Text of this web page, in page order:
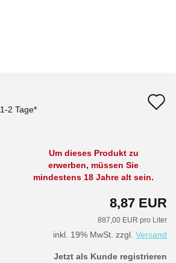
1-2 Tage*
Um dieses Produkt zu
erwerben, müssen Sie
mindestens 18 Jahre alt sein.
8,87 EUR
887,00 EUR pro Liter
inkl. 19% MwSt. zzgl. Versand
Jetzt als Kunde registrieren